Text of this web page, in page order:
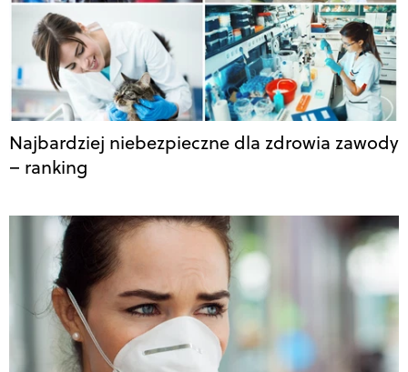
Najbardziej niebezpieczne dla zdrowia zawody
– ranking